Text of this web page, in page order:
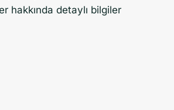
hakkında detaylı bilgiler